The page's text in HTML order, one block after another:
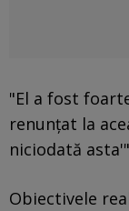
"El a fost
renunţat la
niciodată
Obiectivele